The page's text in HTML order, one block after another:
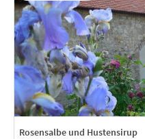
Rosensalbe und Hustensirup